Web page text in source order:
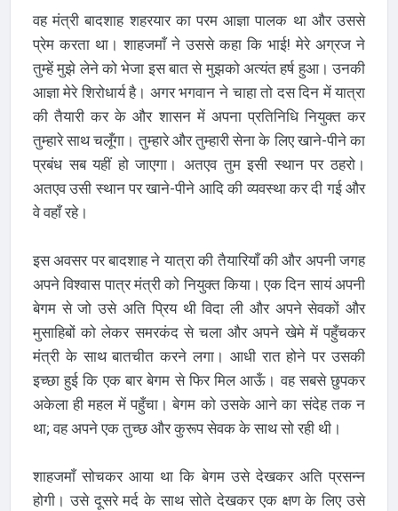
वह मंत्री बादशाह शहरयार का परम आज्ञा पालक था और उससे
प्रेम करता था। शाहजमाँ ने उससे कहा कि भाई! मेरे अग्रज ने
तुम्हें मुझे लेने को भेजा इस बात से मुझको अत्यंत हर्ष हुआ। उनकी
आज्ञा मेरे शिरोधार्य है। अगर भगवान ने चाहा तो दस दिन में यात्रा
की तैयारी कर के और शासन में अपना प्रतिनिधि नियुक्त कर
तुम्हारे साथ चलूँगा। तुम्हारे और तुम्हारी सेना के लिए खाने-पीने का
प्रबंध सब यहीं हो जाएगा। अतएव तुम इसी स्थान पर ठहरो।
अतएव उसी स्थान पर खाने-पीने आदि की व्यवस्था कर दी गई और
वे वहाँ रहे।
इस अवसर पर बादशाह ने यात्रा की तैयारियाँ की और अपनी जगह
अपने विश्वास पात्र मंत्री को नियुक्त किया। एक दिन सायं अपनी
बेगम से जो उसे अति प्रिय थी विदा ली और अपने सेवकों और
मुसाहिबों को लेकर समरकंद से चला और अपने खेमे में पहुँचकर
मंत्री के साथ बातचीत करने लगा। आधी रात होने पर उसकी
इच्छा हुई कि एक बार बेगम से फिर मिल आऊँ। वह सबसे छुपकर
अकेला ही महल में पहुँचा। बेगम को उसके आने का संदेह तक न
था; वह अपने एक तुच्छ और कुरूप सेवक के साथ सो रही थी।
शाहजमाँ सोचकर आया था कि बेगम उसे देखकर अति प्रसन्न
होगी। उसे दूसरे मर्द के साथ सोते देखकर एक क्षण के लिए उसे